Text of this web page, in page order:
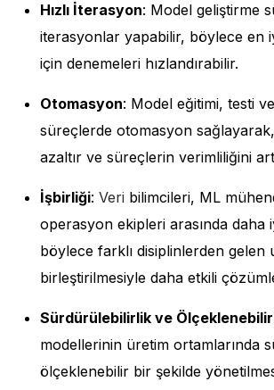
Hızlı İterasyon: Model geliştirme
iterasyonlar yapabilir, böylece en
için denemeleri hızlandırabilir.
Otomasyon: Model eğitimi, testi ve
süreçlerde otomasyon
azaltır ve süreçlerin verimliliğini
İşbirliği: Veri bilimcileri, ML
operasyon ekipleri arasında daha
böylece farklı disiplinlerden gelen
birleştirilmesiyle daha etkili
Sürdürülebilirlik ve
modellerinin üretim ortamlarında
ölçeklenebilir bir şekilde